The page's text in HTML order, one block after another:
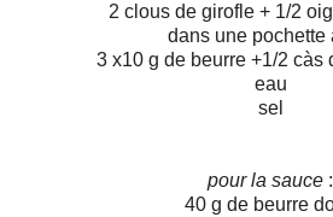
2 clous de girofle + 1/2
dans une pochette
3 x10 g de beurre +1/2 càs
eau
sel
pour la sauce :
40 g de beurre